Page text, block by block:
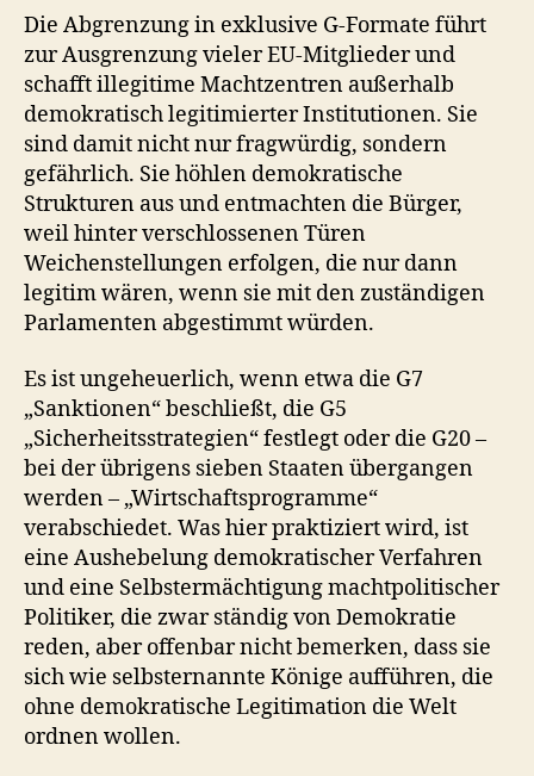
Die Abgrenzung in exklusive G‑Formate führt
zur Ausgrenzung vieler EU‑Mitglieder und
schafft illegitime Machtzentren außerhalb
demokratisch legitimierter Institutionen. Sie
sind damit nicht nur fragwürdig, sondern
gefährlich. Sie höhlen demokratische
Strukturen aus und entmachten die Bürger,
weil hinter verschlossenen Türen
Weichenstellungen erfolgen, die nur dann
legitim wären, wenn sie mit den zuständigen
Parlamenten abgestimmt würden.
Es ist ungeheuerlich, wenn etwa die G7
„Sanktionen“ beschließt, die G5
„Sicherheitsstrategien“ festlegt oder die G20 –
bei der übrigens sieben Staaten übergangen
werden – „Wirtschaftsprogramme“
verabschiedet. Was hier praktiziert wird, ist
eine Aushebelung demokratischer Verfahren
und eine Selbstermächtigung machtpolitischer
Politiker, die zwar ständig von Demokratie
reden, aber offenbar nicht bemerken, dass sie
sich wie selbsternannte Könige aufführen, die
ohne demokratische Legitimation die Welt
ordnen wollen.